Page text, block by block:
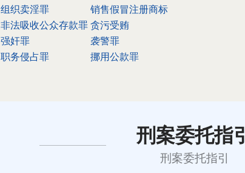
组织卖淫罪
销售假冒注册商标
非法吸收公众存款罪 贪污受贿
强奸罪
袭警罪
职务侵占罪 挪用公款罪
刑案委托指引
刑案委托指引